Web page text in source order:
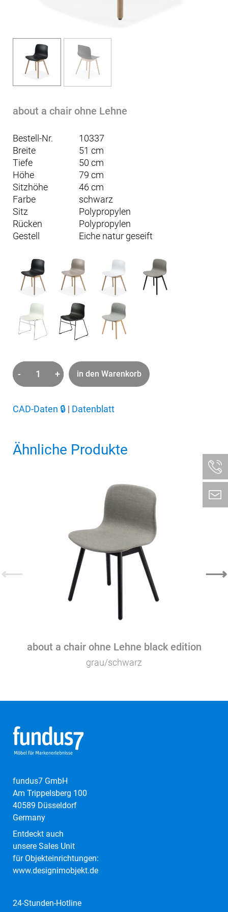
about a chair ohne Lehne
Bestell-Nr.
10337
Breite
51 cm
Tiefe
50 cm
Höhe
79 cm
Sitzhöhe
46 cm
Farbe
schwarz
Sitz
Polypropylen
Rücken
Polypropylen
Gestell
Eiche natur geseift
-
about
chair
Menge
+ in den Warenkorb
CAD-Daten 🔒 | Datenblatt
Ähnliche Produkte
about a chair ohne Lehne black edition
grau/schwarz
⟵ ⟶
fundus7 GmbH
Am Trippelsberg 100
40589 Düsseldorf
Germany
Entdeckt auch
unsere Sales Unit
für Objekteinrichtungen:
www.designimobjekt.de
24-Stunden-Hotline